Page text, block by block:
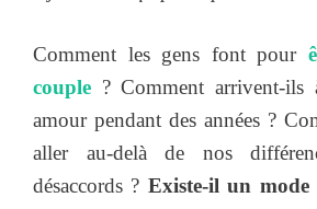
Comment les gens font pour
couple ? Comment arrivent-ils
amour pendant des années ?
aller au-delà de nos
désaccords ? Existe-il un mode